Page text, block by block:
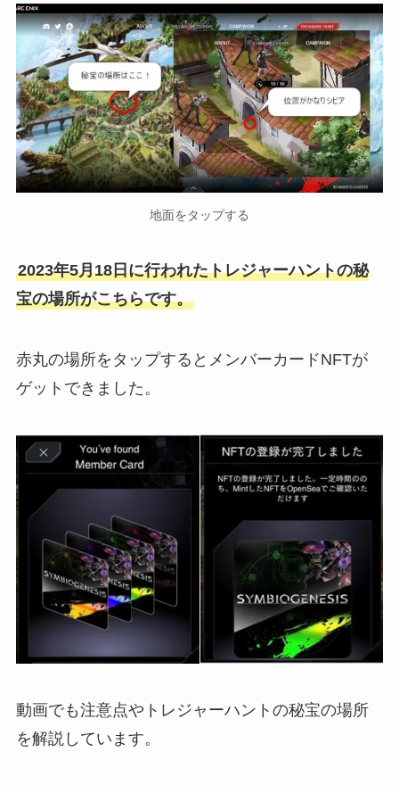
地面をタップする
2023年5月18日に行われたトレジャーハントの秘
宝の場所がこちらです。
赤丸の場所をタップするとメンバーカードNFTが
ゲットできました。
動画でも注意点やトレジャーハントの秘宝の場所
を解説しています。